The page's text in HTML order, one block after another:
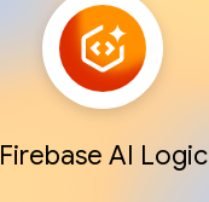
Firebase AI Logic